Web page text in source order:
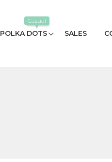
POLKA DOTS
Casual
SALES